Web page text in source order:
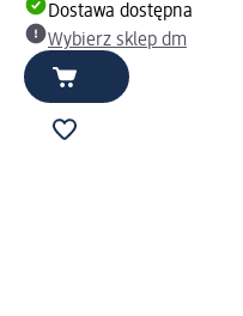
Dostawa dostępna
Wybierz sklep dm